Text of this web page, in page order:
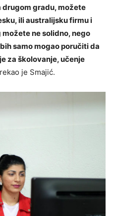
drugom gradu, možete
ili australijsku firmu i
ne solidno, nego
samo mogao poručiti da
za školovanje, učenje
je Smajić.